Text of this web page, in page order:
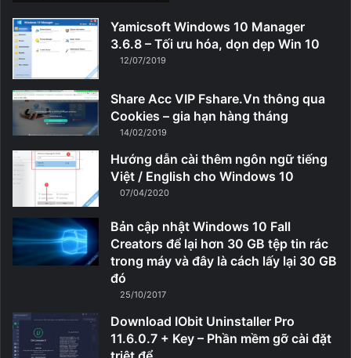
Yamicsoft Windows 10 Manager
3.6.8 – Tối ưu hóa, dọn dẹp Win 10
12/07/2019
Share Acc VIP Fshare.Vn thông qua
Cookies – gia hạn hàng tháng
14/02/2019
Hướng dẫn cài thêm ngôn ngữ tiếng
Việt / English cho Windows 10
07/04/2020
Bản cập nhật Windows 10 Fall
Creators để lại hơn 30 GB tệp tin rác
trong máy và đây là cách lấy lại 30 GB
đó
25/10/2017
Download IObit Uninstaller Pro
11.6.0.7 + Key – Phần mềm gỡ cài đặt